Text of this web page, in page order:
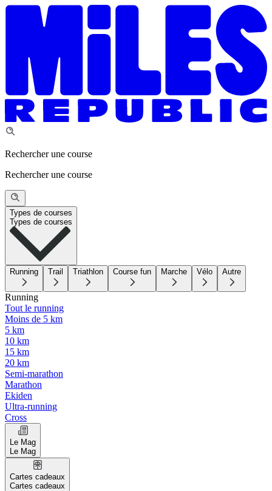
Rechercher une course
Rechercher une course
Types de courses
Types de courses
Running Trail Triathlon Course fun Marche Vélo Autre
Running
Tout le running
Moins de 5 km
5 km
10 km
15 km
20 km
Semi-marathon
Marathon
Ekiden
Ultra-running
Cross
Le Mag
Le Mag
Cartes cadeaux
Cartes cadeaux